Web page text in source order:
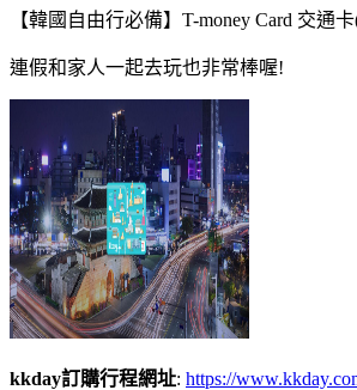
【韓國自由行必備】T-money Card 交通
連假和家人一起去玩也非常棒喔!
kkday訂購行程網址: https://